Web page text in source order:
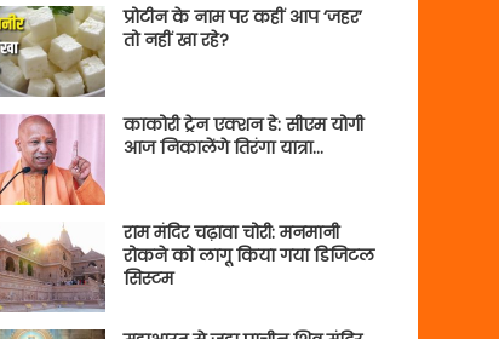
प्रोटीन के नाम पर कहीं आप ‘जहर’
तो नहीं खा रहे?
काकोरी ट्रेन एक्शन डे: सीएम योगी
आज निकालेंगे तिरंगा यात्रा…
राम मंदिर चढ़ावा चोरी: मनमानी
रोकने को लागू किया गया डिजिटल
सिस्टम